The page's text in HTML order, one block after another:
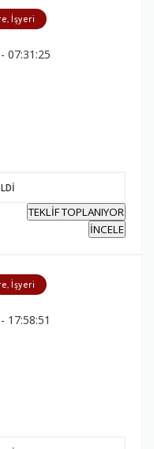
İşyeri
07:31:25
TEKLİF TOPLANIYOR
İNCELE
İşyeri
17:58:51